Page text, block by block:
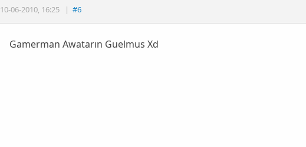
10-06-2010, 16:25 | #6
Gamerman Awatarın Guelmus Xd